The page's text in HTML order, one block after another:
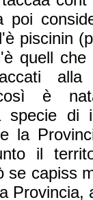
poi
piscinin
quell che
è
specie
la
il
se capiss
Provincia,